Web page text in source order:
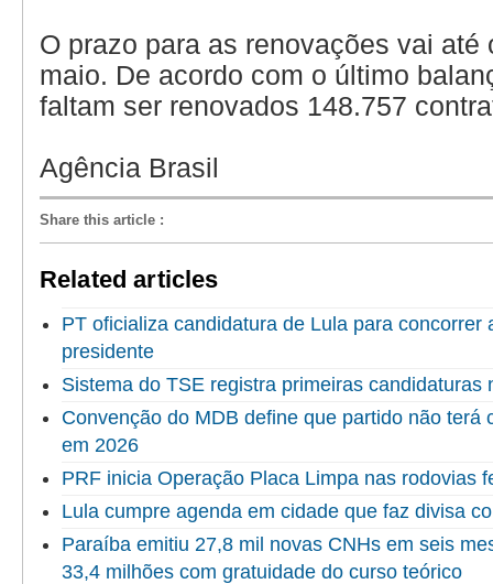
O prazo para as renovações vai até
maio. De acordo com o último
faltam ser renovados 148.757
Agência Brasil
Share this article :
Related articles
PT oficializa candidatura de Lula para concorrer
presidente
Sistema do TSE registra primeiras candidaturas
Convenção do MDB define que partido não terá
em 2026
PRF inicia Operação Placa Limpa nas rodovias
Lula cumpre agenda em cidade que faz divisa
Paraíba emitiu 27,8 mil novas CNHs em seis
33,4 milhões com gratuidade do curso teórico